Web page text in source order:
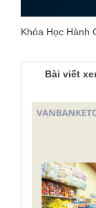
Khóa Học Hành
Bài viết